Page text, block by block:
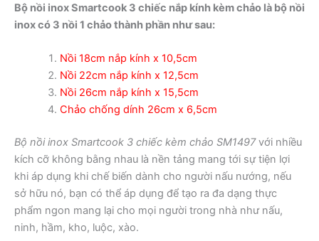
Bộ nồi inox Smartcook 3 chiếc nắp kính kèm chảo là bộ nồi
inox có 3 nồi 1 chảo thành phần như sau:
Nồi 18cm nắp kính x 10,5cm
Nồi 22cm nắp kính x 12,5cm
Nồi 26cm nắp kính x 15,5cm
Chảo chống dính 26cm x 6,5cm
Bộ nồi inox Smartcook 3 chiếc kèm chảo SM1497với nhiều
kích cỡ không bằng nhau là nền tảng mang tới sự tiện lợi
khi áp dụng khi chế biến dành cho người nấu nướng, nếu
sở hữu nó, bạn có thể áp dụng để tạo ra đa dạng thực
phẩm ngon mang lại cho mọi người trong nhà như nấu,
ninh, hầm, kho, luộc, xào.